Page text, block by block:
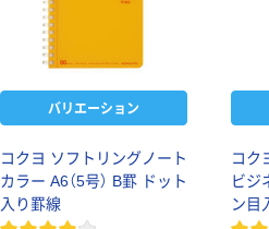
バリエーション
コクヨ ソフトリングノート
カラー A6（5号） B罫 ドット
入り罫線
コク
ビジ
ン目